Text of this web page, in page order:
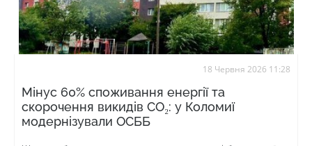
18 Червня 2026 11:28
Мінус 60% споживання енергії та
скорочення викидів CO₂: у Коломиї
модернізували ОСББ